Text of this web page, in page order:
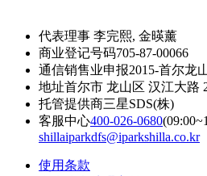
代表理事 李完熙, 金暎薰
商业登记号码705-87-00066
通信销售业申报2015-首尔龙
地址首尔市 龙山区 汉江大路
托管提供商三星SDS(株)
客服中心400-026-0680
shillaiparkdfs@iparkshilla.co.kr
使用条款